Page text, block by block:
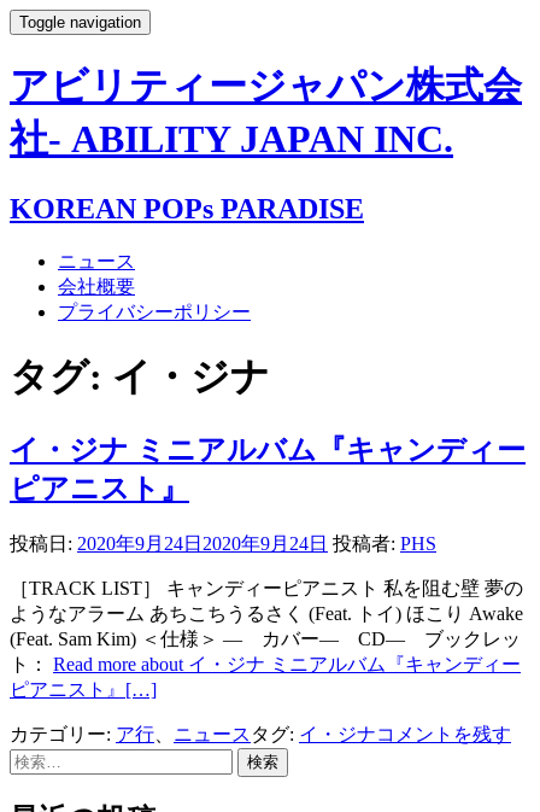
Toggle navigation
アビリティージャパン株式会
社- ABILITY JAPAN INC.
KOREAN POPs PARADISE
ニュース
会社概要
プライバシーポリシー
タグ: イ・ジナ
イ・ジナ ミニアルバム『キャンディー
ピアニスト』
投稿日: 2020年9月24日 2020年9月24日 投稿者: PHS
［TRACK LIST］ キャンディーピアニスト 私を阻む壁 夢の
ようなアラーム あちこちうるさく (Feat. トイ) ほこり Awake
(Feat. Sam Kim) ＜仕様＞ ― カバー― CD― ブックレッ
ト： Read more about イ・ジナ ミニアルバム『キャンディー
ピアニスト』 […]
カテゴリー: ア行 ニュース タグ: イ・ジナコメントを残す
検